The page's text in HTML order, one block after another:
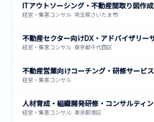
経営・集客コンサル· 埼玉県さいたま市
経営・集客コンサル· 東京都千代田区
不動産営業向けコーチング・研修サービス
経営・集客コンサル
経営・集客コンサル· 東京都港区